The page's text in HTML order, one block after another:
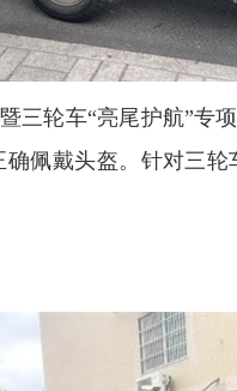
三轮车“亮尾护航”
佩戴头盔。针对三